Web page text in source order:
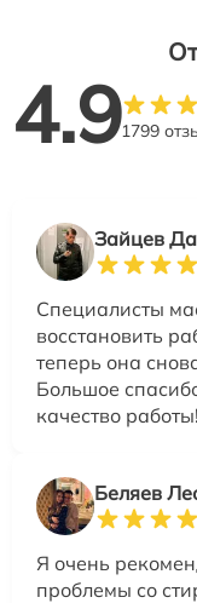
4.91799
Зайцев
Специалисты
восстановить
теперь она
Большое
качество работы!
Беляев
Я очень
проблемы со